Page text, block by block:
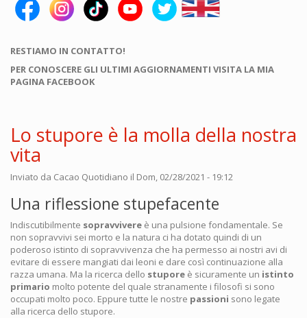
RESTIAMO IN CONTATTO!
PER CONOSCERE GLI ULTIMI AGGIORNAMENTI VISITA LA MIA
PAGINA FACEBOOK
Lo stupore è la molla della nostra
vita
Inviato da Cacao Quotidiano il Dom, 02/28/2021 - 19:12
Una riflessione stupefacente
Indiscutibilmente sopravvivere è una pulsione fondamentale. Se
non sopravvivi sei morto e la natura ci ha dotato quindi di un
poderoso istinto di sopravvivenza che ha permesso ai nostri avi di
evitare di essere mangiati dai leoni e dare così continuazione alla
razza umana. Ma la ricerca dello stupore è sicuramente un istinto
primario molto potente del quale stranamente i filosofi si sono
occupati molto poco. Eppure tutte le nostre passioni sono legate
alla ricerca dello stupore.